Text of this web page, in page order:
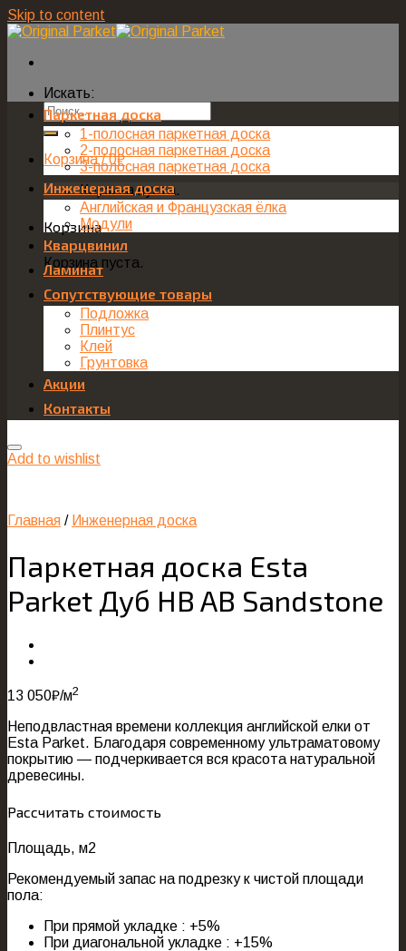
Skip to content
Искать:
Корзина /0₽
Корзина пуста.
Корзина
Корзина пуста.
Паркетная доска
1-полосная паркетная доска
2-полосная паркетная доска
3-полосная паркетная доска
Инженерная доска
Английская и Французская ёлка
Модули
Кварцвинил
Ламинат
Сопутствующие товары
Подложка
Плинтус
Клей
Грунтовка
Акции
Контакты
Add to wishlist
Главная / Инженерная доска
Паркетная доска Esta
Parket Дуб HB AB Sandstone
13 050₽/м2
Неподвластная времени коллекция английской елки от
Esta Parket. Благодаря современному ультраматовому
покрытию — подчеркивается вся красота натуральной
древесины.
Рассчитать стоимость
Площадь, м2
Рекомендуемый запас на подрезку к чистой площади
пола:
При прямой укладке : +5%
При диагональной укладке : +15%